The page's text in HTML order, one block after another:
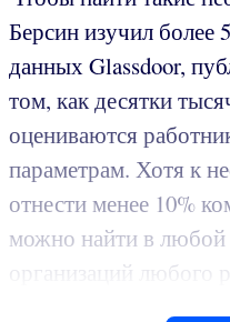
Берсин изучил более
данных Glassdoor,
том, как десятки
оцениваются
параметрам. Хотя к
отнести менее 10%
можно найти в любой
организаций любого